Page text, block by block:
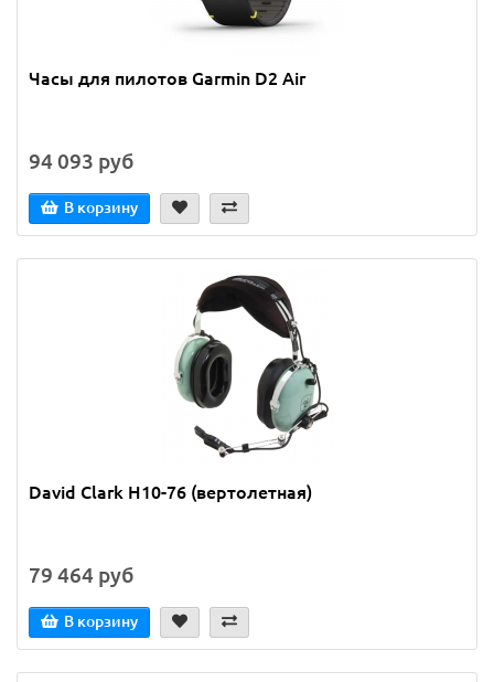
Часы для пилотов Garmin D2 Air
94 093 руб
В корзину
David Clark H10-76 (вертолетная)
79 464 руб
В корзину